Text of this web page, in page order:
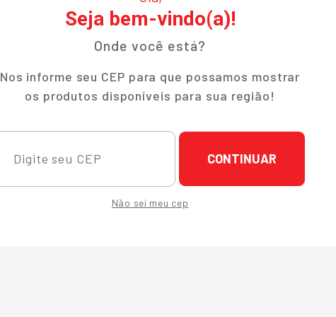
Seja bem-vindo(a)!
Onde você está?
Nos informe seu CEP para que possamos mostrar
os produtos disponíveis para sua região!
CONTINUAR
Não sei meu cep